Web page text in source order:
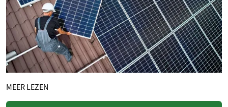
MEER LEZEN